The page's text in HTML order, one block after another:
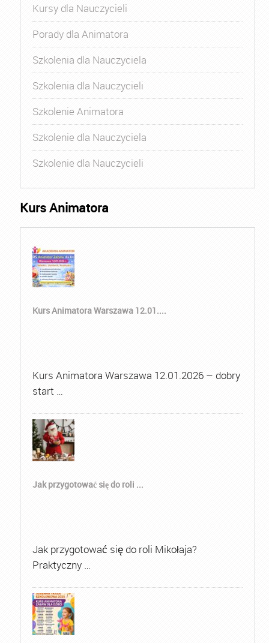
Kursy dla Nauczycieli
Porady dla Animatora
Szkolenia dla Nauczyciela
Szkolenia dla Nauczycieli
Szkolenie Animatora
Szkolenie dla Nauczyciela
Szkolenie dla Nauczycieli
Kurs Animatora
Kurs Animatora Warszawa 12.01....
Kurs Animatora Warszawa 12.01.2026 – dobry
start …
Jak przygotować się do roli ...
Jak przygotować się do roli Mikołaja?
Praktyczny …